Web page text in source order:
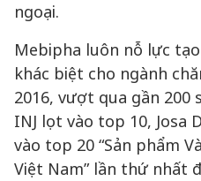
ngoại.
Mebipha luôn nỗ lực
khác biệt cho ngành
2016, vượt qua gần 200
INJ lọt vào top 10, Josa
vào top 20 “Sản phẩm
Việt Nam” lần thứ nhất